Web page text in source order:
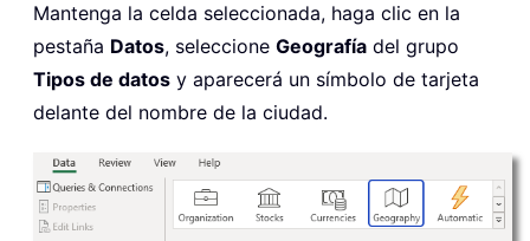
Mantenga la celda seleccionada, haga clic en la
pestaña Datos, seleccione Geografía del grupo
Tipos de datos y aparecerá un símbolo de tarjeta
delante del nombre de la ciudad.